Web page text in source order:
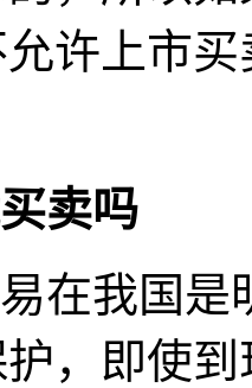
许上市买
卖吗
在我国是
，即使